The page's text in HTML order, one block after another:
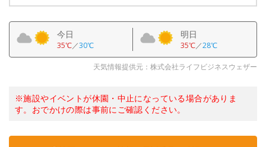
今日
35℃／30℃
明日
35℃／28℃
天気情報提供元：株式会社ライフビジネスウェザー
※施設やイベントが休園・中止になっている場合がありま
す。おでかけの際は事前にご確認ください。